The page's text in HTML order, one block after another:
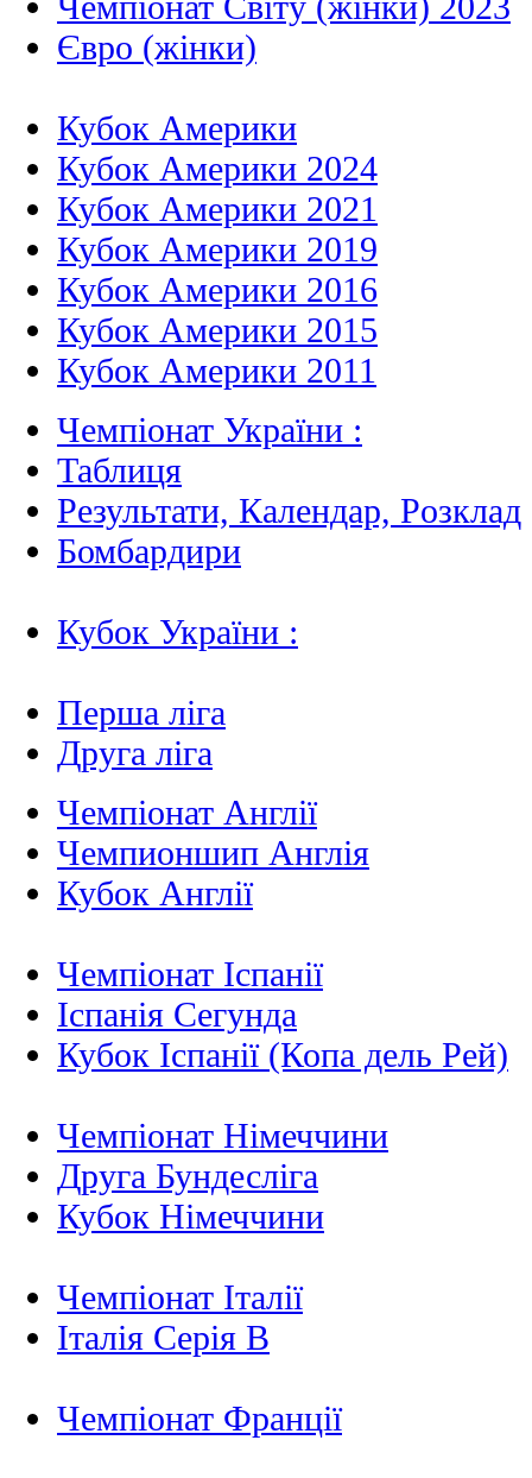
Євро (жінки)
Кубок Америки
Кубок Америки 2024
Кубок Америки 2021
Кубок Америки 2019
Кубок Америки 2016
Кубок Америки 2015
Кубок Америки 2011
Чемпіонат України :
Таблиця
Результати, Календар, Poзклад
Бомбардири
Кубок України :
Перша ліга
Друга ліга
Чемпіонат Англії
Чемпионшип Англія
Кубок Англії
Чемпіонат Іспанії
Іспанія Сегунда
Кубок Іспанії (Копа дель Рей)
Чемпіонат Німеччини
Друга Бундесліга
Кубок Німеччини
Чемпіонат Італії
Італія Серія B
Чемпіонат Франції